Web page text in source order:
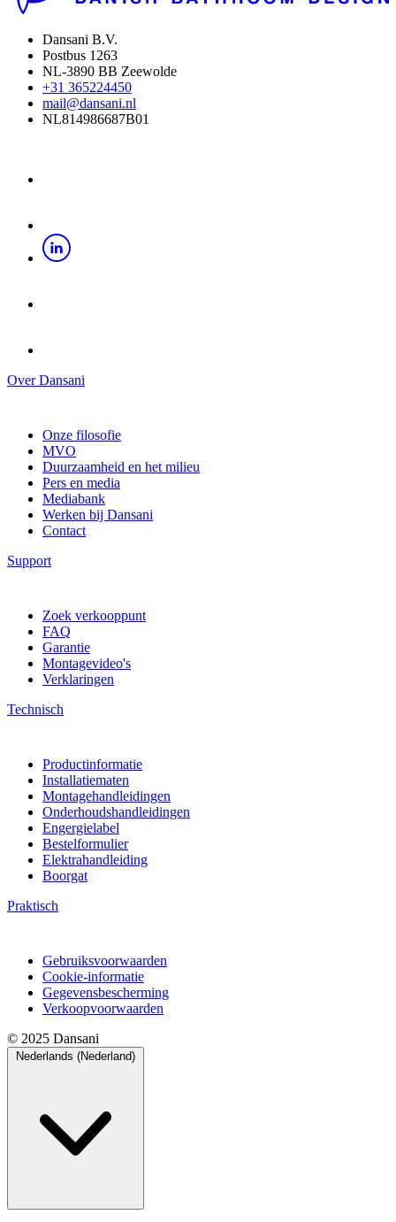
Dansani B.V.
Postbus 1263
NL-3890 BB Zeewolde
+31 365224450
mail@dansani.nl
NL814986687B01
Over Dansani
Onze filosofie
MVO
Duurzaamheid en het milieu
Pers en media
Mediabank
Werken bij Dansani
Contact
Support
Zoek verkooppunt
FAQ
Garantie
Montagevideo's
Verklaringen
Technisch
Productinformatie
Installatiematen
Montagehandleidingen
Onderhoudshandleidingen
Engergielabel
Bestelformulier
Elektrahandleiding
Boorgat
Praktisch
Gebruiksvoorwaarden
Cookie-informatie
Gegevensbescherming
Verkoopvoorwaarden
© 2025 Dansani
Nederlands (Nederland)